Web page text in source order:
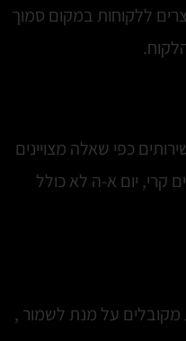
ללקוחות במקום סמוך
כפי שאלה מצויינים
קרי, יום א-ה לא כולל
מקובלים על מנת לשמור ,